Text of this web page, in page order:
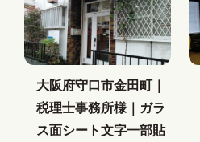
大阪府守口市金田町｜
税理士事務所様｜ガラ
ス面シート文字一部貼